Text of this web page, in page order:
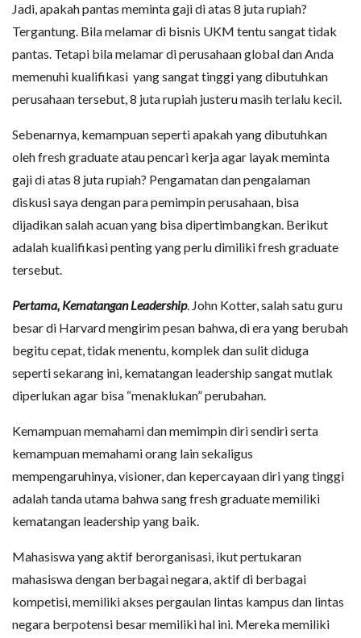
Jadi, apakah pantas meminta gaji di atas 8 juta rupiah?
Tergantung. Bila melamar di bisnis UKM tentu sangat tidak
pantas. Tetapi bila melamar di perusahaan global dan Anda
memenuhi kualifikasi yang sangat tinggi yang dibutuhkan
perusahaan tersebut, 8 juta rupiah justeru masih terlalu kecil.
Sebenarnya, kemampuan seperti apakah yang dibutuhkan
oleh fresh graduate atau pencari kerja agar layak meminta
gaji di atas 8 juta rupiah? Pengamatan dan pengalaman
diskusi saya dengan para pemimpin perusahaan, bisa
dijadikan salah acuan yang bisa dipertimbangkan. Berikut
adalah kualifikasi penting yang perlu dimiliki fresh graduate
tersebut.
Pertama, Kematangan Leadership. John Kotter, salah satu guru
besar di Harvard mengirim pesan bahwa, di era yang berubah
begitu cepat, tidak menentu, komplek dan sulit diduga
seperti sekarang ini, kematangan leadership sangat mutlak
diperlukan agar bisa “menaklukan” perubahan.
Kemampuan memahami dan memimpin diri sendiri serta
kemampuan memahami orang lain sekaligus
mempengaruhinya, visioner, dan kepercayaan diri yang tinggi
adalah tanda utama bahwa sang fresh graduate memiliki
kematangan leadership yang baik.
Mahasiswa yang aktif berorganisasi, ikut pertukaran
mahasiswa dengan berbagai negara, aktif di berbagai
kompetisi, memiliki akses pergaulan lintas kampus dan lintas
negara berpotensi besar memiliki hal ini. Mereka memiliki